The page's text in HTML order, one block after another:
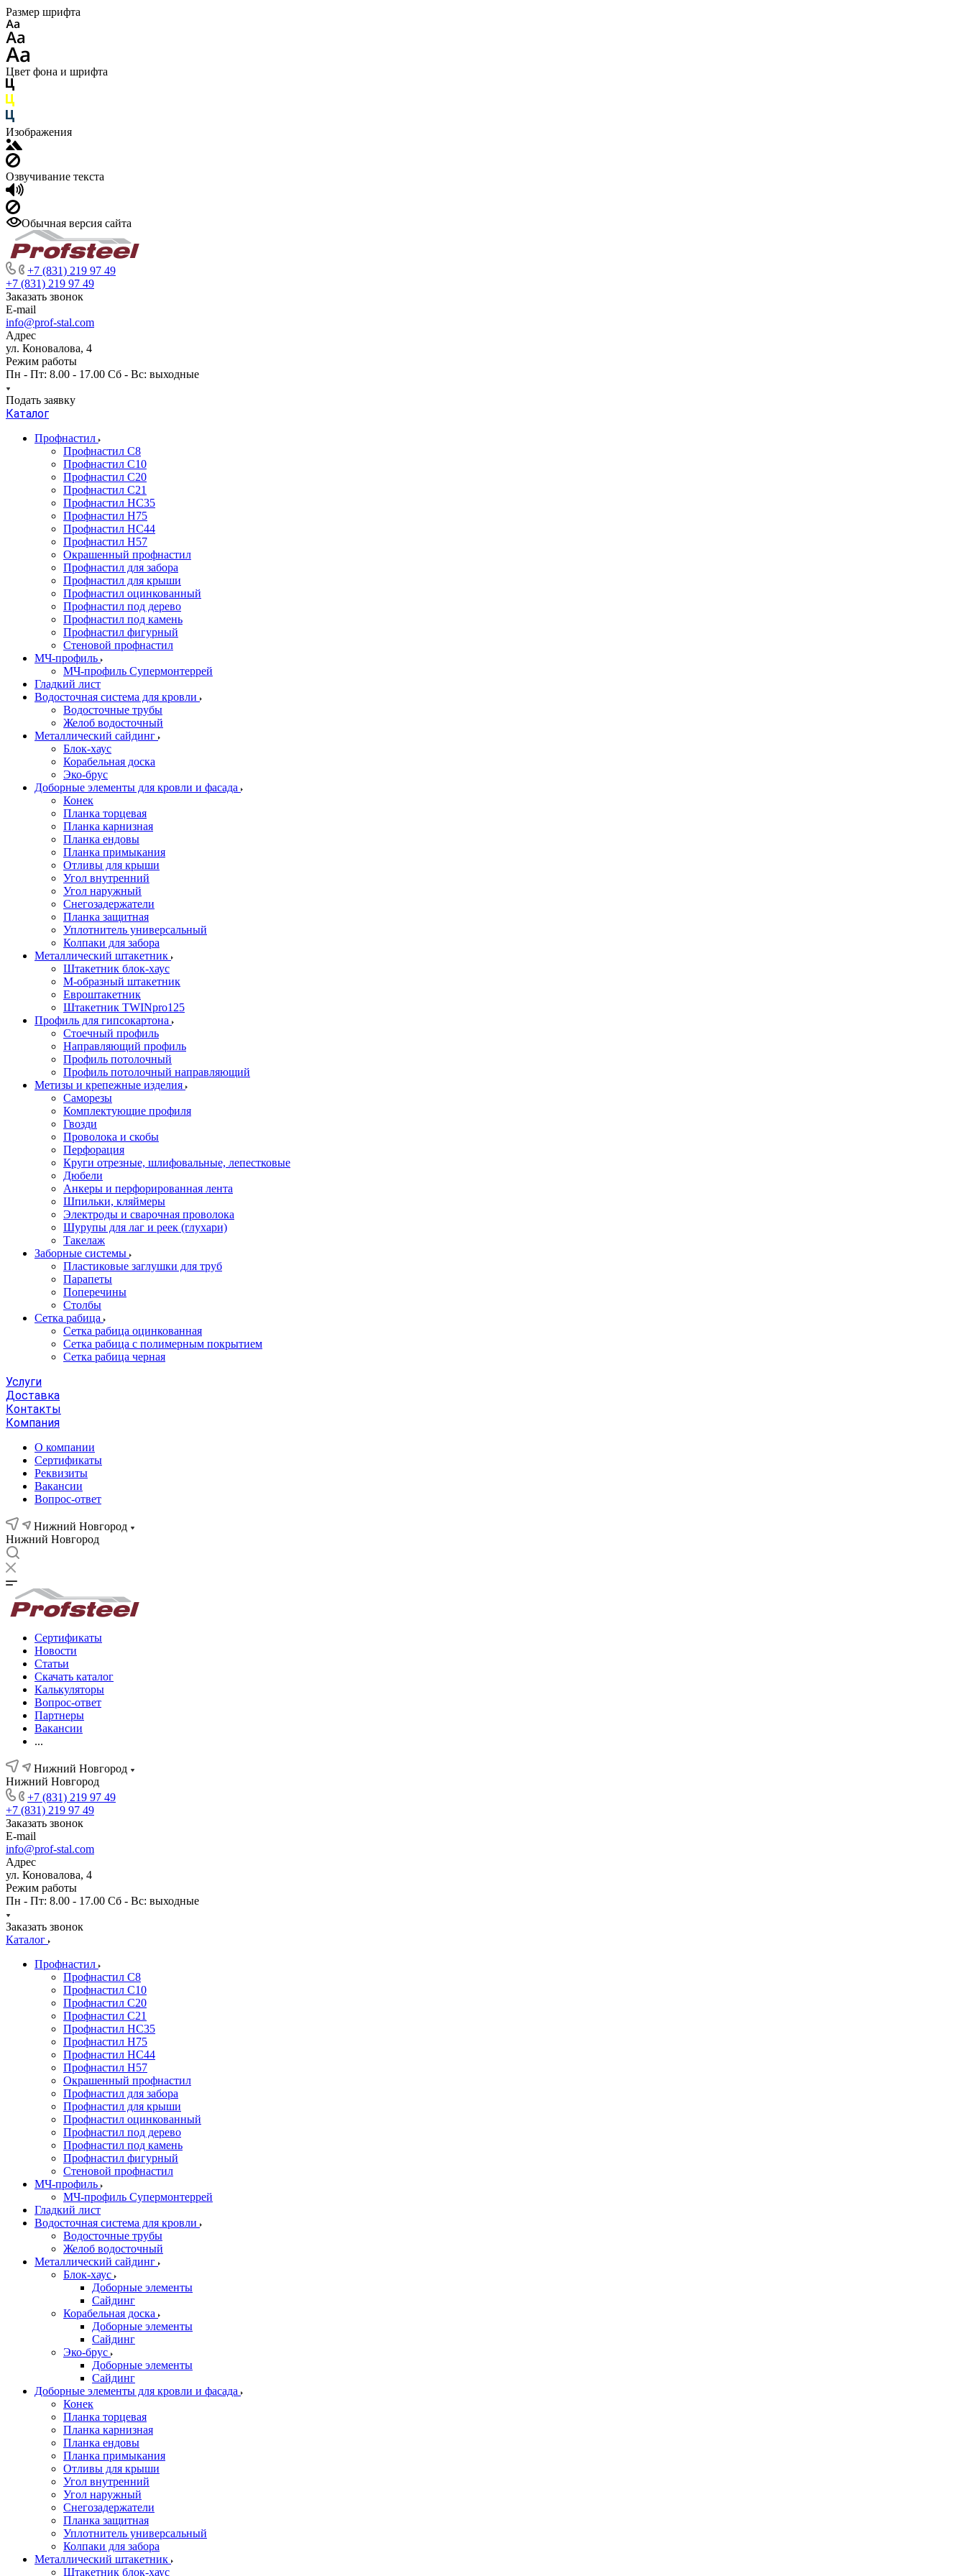
Размер шрифта
Цвет фона и шрифта
Изображения
Озвучивание текста
Обычная версия сайта
+7 (831) 219 97 49
+7 (831) 219 97 49
Заказать звонок
E-mail
info@prof-stal.com
Адрес
ул. Коновалова, 4
Режим работы
Пн - Пт: 8.00 - 17.00 Сб - Вс: выходные
Подать заявку
Каталог
Профнастил
Профнастил С8
Профнастил С10
Профнастил С20
Профнастил С21
Профнастил НС35
Профнастил Н75
Профнастил HC44
Профнастил Н57
Окрашенный профнастил
Профнастил для забора
Профнастил для крыши
Профнастил оцинкованный
Профнастил под дерево
Профнастил под камень
Профнастил фигурный
Стеновой профнастил
МЧ-профиль
МЧ-профиль Супермонтеррей
Гладкий лист
Водосточная система для кровли
Водосточные трубы
Желоб водосточный
Металлический сайдинг
Блок-хаус
Корабельная доска
Эко-брус
Доборные элементы для кровли и фасада
Конек
Планка торцевая
Планка карнизная
Планка ендовы
Планка примыкания
Отливы для крыши
Угол внутренний
Угол наружный
Снегозадержатели
Планка защитная
Уплотнитель универсальный
Колпаки для забора
Металлический штакетник
Штакетник блок-хаус
М-образный штакетник
Евроштакетник
Штакетник TWINpro125
Профиль для гипсокартона
Стоечный профиль
Направляющий профиль
Профиль потолочный
Профиль потолочный направляющий
Метизы и крепежные изделия
Саморезы
Комплектующие профиля
Гвозди
Проволока и скобы
Перфорация
Круги отрезные, шлифовальные, лепестковые
Дюбели
Анкеры и перфорированная лента
Шпильки, кляймеры
Электроды и сварочная проволока
Шурупы для лаг и реек (глухари)
Такелаж
Заборные системы
Пластиковые заглушки для труб
Парапеты
Поперечины
Столбы
Сетка рабица
Сетка рабица оцинкованная
Сетка рабица с полимерным покрытием
Сетка рабица черная
Услуги
Доставка
Контакты
Компания
О компании
Сертификаты
Реквизиты
Вакансии
Вопрос-ответ
Нижний Новгород
Нижний Новгород
Сертификаты
Новости
Статьи
Скачать каталог
Калькуляторы
Вопрос-ответ
Партнеры
Вакансии
...
Нижний Новгород
Нижний Новгород
+7 (831) 219 97 49
+7 (831) 219 97 49
Заказать звонок
E-mail
info@prof-stal.com
Адрес
ул. Коновалова, 4
Режим работы
Пн - Пт: 8.00 - 17.00 Сб - Вс: выходные
Заказать звонок
Каталог
Профнастил
Профнастил С8
Профнастил С10
Профнастил С20
Профнастил С21
Профнастил НС35
Профнастил Н75
Профнастил HC44
Профнастил Н57
Окрашенный профнастил
Профнастил для забора
Профнастил для крыши
Профнастил оцинкованный
Профнастил под дерево
Профнастил под камень
Профнастил фигурный
Стеновой профнастил
МЧ-профиль
МЧ-профиль Супермонтеррей
Гладкий лист
Водосточная система для кровли
Водосточные трубы
Желоб водосточный
Металлический сайдинг
Блок-хаус
Доборные элементы
Сайдинг
Корабельная доска
Доборные элементы
Сайдинг
Эко-брус
Доборные элементы
Сайдинг
Доборные элементы для кровли и фасада
Конек
Планка торцевая
Планка карнизная
Планка ендовы
Планка примыкания
Отливы для крыши
Угол внутренний
Угол наружный
Снегозадержатели
Планка защитная
Уплотнитель универсальный
Колпаки для забора
Металлический штакетник
Штакетник блок-хаус